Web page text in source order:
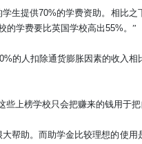
学生提供70%的学费资助。相比之
的学费要比英国学校高出55%。 ”
的人扣除通货膨胀因素的收入
些上榜学校只会把赚来的钱用于
帮助。而助学金比较理想的使用